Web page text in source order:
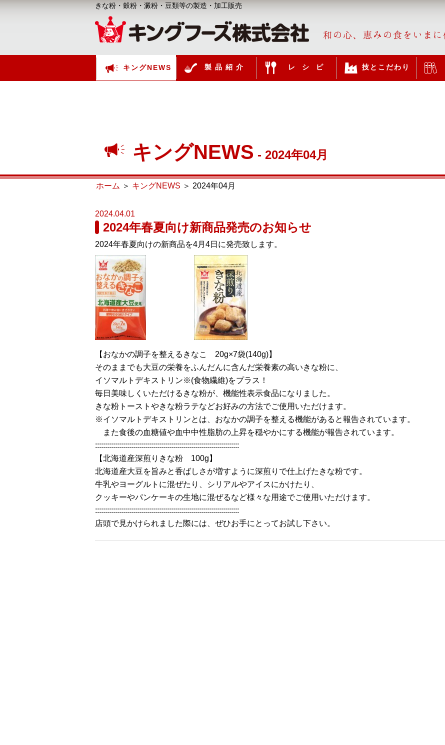
きな粉・穀粉・澱粉・豆類等の製造・加工販売
和の心、恵みの食をいまに
キングNEWS 製品紹介 レシピ 技とこだわり
キングNEWS - 2024年04月
ホーム キングNEWS 2024年04月
2024.04.01
2024年春夏向け新商品発売のお知らせ
2024年春夏向けの新商品を4月4日に発売致します。
【おなかの調子を整えるきなこ 20g×7袋(140g)】
そのままでも大豆の栄養をふんだんに含んだ栄養素の高いきな粉に、
イソマルトデキストリン※(食物繊維)をプラス！
毎日美味しくいただけるきな粉が、機能性表示食品になりました。
きな粉トーストやきな粉ラテなどお好みの方法でご使用いただけます。
※イソマルトデキストリンとは、おなかの調子を整える機能があると報告されています。
また食後の血糖値や血中中性脂肪の上昇を穏やかにする機能が報告されています。
::::::::::::::::::::::::::::::::::::::::::::::::::::::::::::::::::::::::
【北海道産深煎りきな粉 100g】
北海道産大豆を旨みと香ばしさが増すように深煎りで仕上げたきな粉です。
牛乳やヨーグルトに混ぜたり、シリアルやアイスにかけたり、
クッキーやパンケーキの生地に混ぜるなど様々な用途でご使用いただけます。
::::::::::::::::::::::::::::::::::::::::::::::::::::::::::::::::::::::::
店頭で見かけられました際には、ぜひお手にとってお試し下さい。